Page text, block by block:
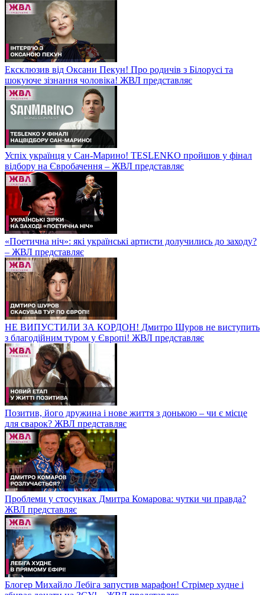
Ексклюзив від Оксани Пекун! Про родичів з Білорусі та
шокуюче зізнання чоловіка! ЖВЛ представляє
Успіх українця у Сан-Марино! TESLENKO пройшов у фінал
відбору на Євробачення – ЖВЛ представляє
«Поетична ніч»: які українські артисти долучились до заходу?
– ЖВЛ представляє
НЕ ВИПУСТИЛИ ЗА КОРДОН! Дмитро Шуров не виступить
з благодійним туром у Європі! ЖВЛ представляє
Позитив, його дружина і нове життя з донькою – чи є місце
для сварок? ЖВЛ представляє
Проблеми у стосунках Дмитра Комарова: чутки чи правда?
ЖВЛ представляє
Блогер Михайло Лебіга запустив марафон! Стрімер худне і